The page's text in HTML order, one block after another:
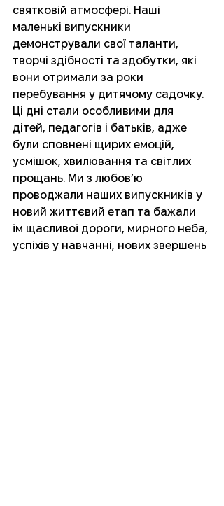
святковій атмосфері. Наші
маленькі випускники
демонстрували свої таланти,
творчі здібності та здобутки, які
вони отримали за роки
перебування у дитячому садочку.
Ці дні стали особливими для
дітей, педагогів і батьків, адже
були сповнені щирих емоцій,
усмішок, хвилювання та світлих
прощань. Ми з любов’ю
проводжали наших випускників у
новий життєвий етап та бажали
їм щасливої дороги, мирного неба,
успіхів у навчанні, нових звершень